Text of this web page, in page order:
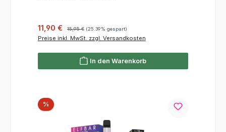
Verkaufspreis:
11,90 € 15,95 € (25.39% gespart)
Preise inkl. MwSt. zzgl. Versandkosten
In den Warenkorb
%Rabatt